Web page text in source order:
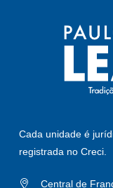
Cada unidade é
registrada no Creci.
Central de